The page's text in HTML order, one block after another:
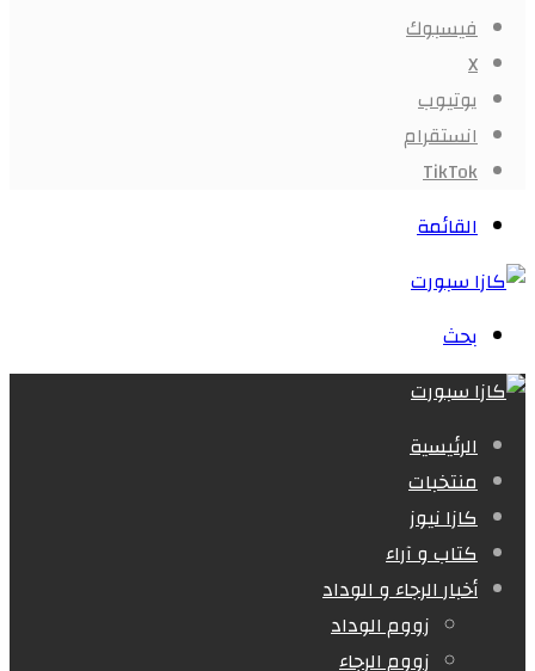
فيسبوك
X
يوتيوب
انستقرام
‫TikTok
القائمة
بحث
الرئيسية
منتخبات
كازا نيوز
كتاب و آراء
أخبار الرجاء و الوداد
زووم الوداد
زووم الرجاء